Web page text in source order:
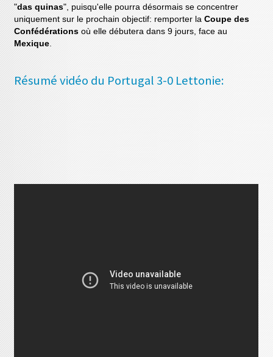
"das quinas", puisqu'elle pourra désormais se concentrer
uniquement sur le prochain objectif: remporter laCoupe des
Confédérations où elle débutera dans 9 jours, face au
Mexique
Résumé vidéo du Portugal 3-0 Lettonie: